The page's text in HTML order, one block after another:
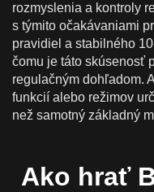
rozmyslenia a kontroly
s týmito očakávaniami
pravidiel a stabilného
čomu je táto skúsenosť
regulačným dohľadom.
funkcií alebo režimov
než samotný základný
Ako hrať